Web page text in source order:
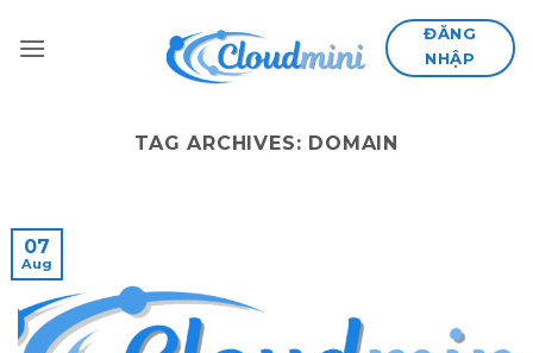
ĐĂNG
NHẬP
TAG ARCHIVES: DOMAIN
07
Aug